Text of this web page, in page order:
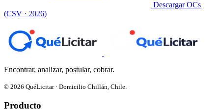
Descargar OCs
(CSV · 2026)
Encontrar, analizar, postular, cobrar.
© 2026 QuéLicitar · Domicilio Chillán, Chile.
Producto